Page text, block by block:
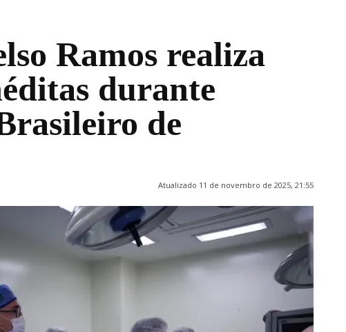
Ramos realiza
durante
de
Atualizado 11 de novembro de 2025, 21:55